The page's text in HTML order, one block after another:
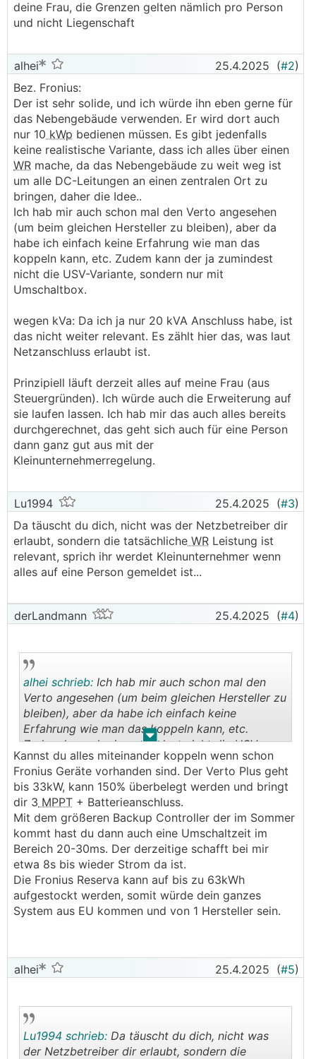
deine Frau, die Grenzen gelten nämlich pro Person
und nicht Liegenschaft
alhei 25.4.2025 (#2)
Bez. Fronius:
Der ist sehr solide, und ich würde ihn eben gerne für
das Nebengebäude verwenden. Er wird dort auch
nur 10 kWp bedienen müssen. Es gibt jedenfalls
keine realistische Variante, dass ich alles über einen
WR mache, da das Nebengebäude zu weit weg ist
um alle DC-Leitungen an einen zentralen Ort zu
bringen, daher die Idee..
Ich hab mir auch schon mal den Verto angesehen
(um beim gleichen Hersteller zu bleiben), aber da
habe ich einfach keine Erfahrung wie man das
koppeln kann, etc. Zudem kann der ja zumindest
nicht die USV-Variante, sondern nur mit
Umschaltbox.
wegen kVa: Da ich ja nur 20 kVA Anschluss habe, ist
das nicht weiter relevant. Es zählt hier das, was laut
Netzanschluss erlaubt ist.
Prinzipiell läuft derzeit alles auf meine Frau (aus
Steuergründen). Ich würde auch die Erweiterung auf
sie laufen lassen. Ich hab mir das auch alles bereits
durchgerechnet, das geht sich auch für eine Person
dann ganz gut aus mit der
Kleinunternehmerregelung.
Lu1994 25.4.2025 (#3)
Da täuscht du dich, nicht was der Netzbetreiber dir
erlaubt, sondern die tatsächliche WR Leistung ist
relevant, sprich ihr werdet Kleinunternehmer wenn
alles auf eine Person gemeldet ist...
derLandmann 25.4.2025 (#4)
. .
alhei schrieb: Ich hab mir auch schon mal den
Verto angesehen (um beim gleichen Hersteller zu
bleiben), aber da habe ich einfach keine
Erfahrung wie man das koppeln kann, etc.
Zudem kann der ja zumindest nicht die USV-
Variante, sondern nur mit Umschaltbox.
Kannst du alles miteinander koppeln wenn schon
Fronius Geräte vorhanden sind. Der Verto Plus geht
bis 33kW, kann 150% überbelegt werden und bringt
dir 3 MPPT + Batterieanschluss.
Mit dem größeren Backup Controller der im Sommer
kommt hast du dann auch eine Umschaltzeit im
Bereich 20-30ms. Der derzeitige schafft bei mir
etwa 8s bis wieder Strom da ist.
Die Fronius Reserva kann auf bis zu 63kWh
aufgestockt werden, somit würde dein ganzes
System aus EU kommen und von 1 Hersteller sein.
alhei 25.4.2025 (#5)
Lu1994 schrieb: Da täuscht du dich, nicht was
der Netzbetreiber dir erlaubt, sondern die